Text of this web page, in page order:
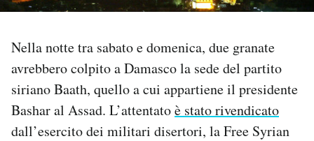
SHOP
CALENDARIO
Nella notte tra sabato e domenica, due granate
avrebbero colpito a Damasco la sede del partito
siriano Baath, quello a cui appartiene il presidente
Bashar al Assad. L’attentatoè stato rivendicato
dall’esercito dei militari disertori, la Free Syrian